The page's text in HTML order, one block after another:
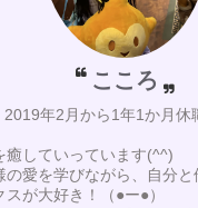
こころ
年2月から1年1か月
癒していっています(^^)
の愛を学びながら、自分
が大好き！（●ー●）